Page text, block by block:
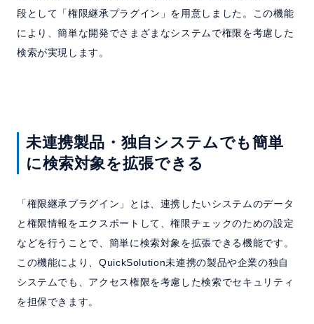
段として「権限継承プラグイン」を用意しました。この機能
により、簡単な開発でさまざまなシステムで権限を考慮した
検索が実現します。
未連携製品・独自システムでも簡単
に検索対象を拡張できる
「権限継承プラグイン」とは、連携したいシステムのデータ
と権限情報をエクスポートして、権限チェックのための設定
などを行うことで、簡単に検索対象を拡張できる機能です。
この機能により、QuickSolution未連携の製品や企業の独自
システムでも、アクセス権限を考慮した検索でセキュリティ
を担保できます。